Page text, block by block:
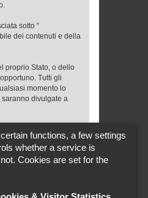
sotto “
dei contenuti e della
proprio Stato, o dello
Tutti gli
momento lo
divulgate a
gli orari sonoUTC+02:00
functions, a few settings
whether a service is
Cookies are set for the